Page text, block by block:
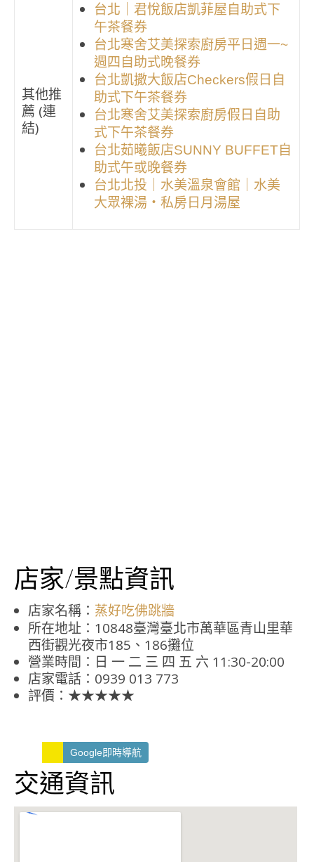
其他推
薦 (連
結)
台北｜君悅飯店凱菲屋自助式下
午茶餐券
台北寒舍艾美探索廚房平日週一~
週四自助式晚餐券
台北凱撒大飯店Checkers假日自
助式下午茶餐券
台北寒舍艾美探索廚房假日自助
式下午茶餐券
台北茹曦飯店SUNNY BUFFET自
助式午或晚餐券
台北北投｜水美溫泉會館｜水美
大眾裸湯・私房日月湯屋
店家/景點資訊
店家名稱： 蒸好吃佛跳牆
所在地址：10848臺灣臺北市萬華區青山里華
西街觀光夜市185、186攤位
營業時間：日 一 二 三 四 五 六 11:30-20:00
店家電話：0939 013 773
評價：★★★★★
Google即時導航
交通資訊